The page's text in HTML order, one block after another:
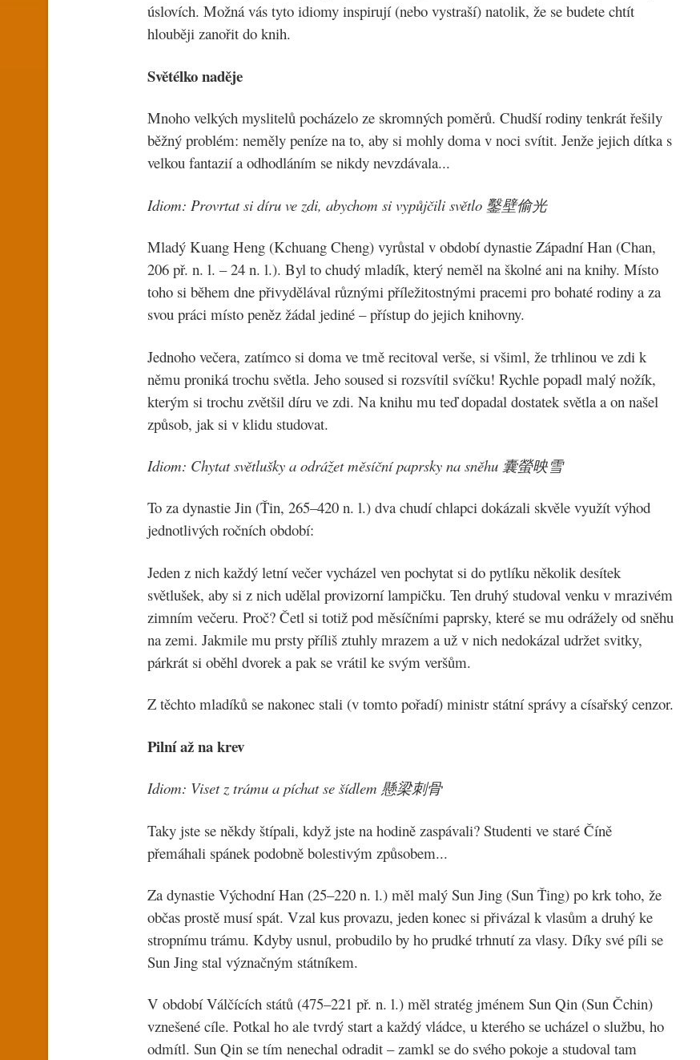
úslovích. Možná vás tyto idiomy inspirují (nebo vystraší) natolik, že se budete chtít
hlouběji zanořit do knih.
Světélko naděje
Mnoho velkých myslitelů pocházelo ze skromných poměrů. Chudší rodiny tenkrát řešily
běžný problém: neměly peníze na to, aby si mohly doma v noci svítit. Jenže jejich dítka s
velkou fantazií a odhodláním se nikdy nevzdávala...
Idiom: Provrtat si díru ve zdi, abychom si vypůjčili světlo 鑿壁偷光
Mladý Kuang Heng (Kchuang Cheng) vyrůstal v období dynastie Západní Han (Chan,
206 př. n. l. – 24 n. l.). Byl to chudý mladík, který neměl na školné ani na knihy. Místo
toho si během dne přivydělával různými příležitostnými pracemi pro bohaté rodiny a za
svou práci místo peněz žádal jediné – přístup do jejich knihovny.
Jednoho večera, zatímco si doma ve tmě recitoval verše, si všiml, že trhlinou ve zdi k
němu proniká trochu světla. Jeho soused si rozsvítil svíčku! Rychle popadl malý nožík,
kterým si trochu zvětšil díru ve zdi. Na knihu mu teď dopadal dostatek světla a on našel
způsob, jak si v klidu studovat.
Idiom: Chytat světlušky a odrážet měsíční paprsky na sněhu 囊螢映雪
To za dynastie Jin (Ťin, 265–420 n. l.) dva chudí chlapci dokázali skvěle využít výhod
jednotlivých ročních období:
Jeden z nich každý letní večer vycházel ven pochytat si do pytlíku několik desítek
světlušek, aby si z nich udělal provizorní lampičku. Ten druhý studoval venku v mrazivém
zimním večeru. Proč? Četl si totiž pod měsíčními paprsky, které se mu odrážely od sněhu
na zemi. Jakmile mu prsty příliš ztuhly mrazem a už v nich nedokázal udržet svitky,
párkrát si oběhl dvorek a pak se vrátil ke svým veršům.
Z těchto mladíků se nakonec stali (v tomto pořadí) ministr státní správy a císařský cenzor.
Pilní až na krev
Idiom: Viset z trámu a píchat se šídlem 懸梁刺骨
Taky jste se někdy štípali, když jste na hodině zaspávali? Studenti ve staré Číně
přemáhali spánek podobně bolestivým způsobem...
Za dynastie Východní Han (25–220 n. l.) měl malý Sun Jing (Sun Ťing) po krk toho, že
občas prostě musí spát. Vzal kus provazu, jeden konec si přivázal k vlasům a druhý ke
stropnímu trámu. Kdyby usnul, probudilo by ho prudké trhnutí za vlasy. Díky své píli se
Sun Jing stal význačným státníkem.
V období Válčících států (475–221 př. n. l.) měl stratég jménem Sun Qin (Sun Čchin)
vznešené cíle. Potkal ho ale tvrdý start a každý vládce, u kterého se ucházel o službu, ho
odmítl. Sun Qin se tím nenechal odradit – zamkl se do svého pokoje a studoval tam